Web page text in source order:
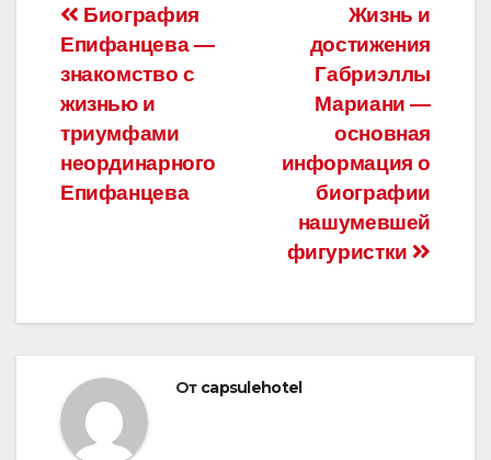
Навигация
по
записям
Жизнь и
достижения
Габриэллы
Мариани —
основная
информация о
биографии
нашумевшей
фигуристки
Биография
Епифанцева —
знакомство с
жизнью и
триумфами
неординарного
Епифанцева
От capsulehotel